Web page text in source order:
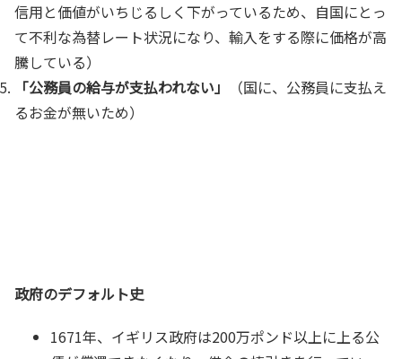
信用と価値がいちじるしく下がっているため、自国にとっ
て不利な為替レート状況になり、輸入をする際に価格が高
騰している）
「公務員の給与が支払われない」
（国に、公務員に支払え
るお金が無いため）
政府のデフォルト史
1671年、イギリス政府は200万ポンド以上に上る公